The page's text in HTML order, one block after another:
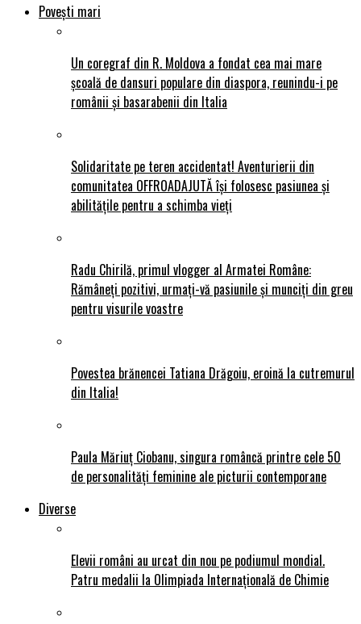
Povești mari
Un coregraf din R. Moldova a fondat cea mai mare
școală de dansuri populare din diaspora, reunindu-i pe
românii și basarabenii din Italia
Solidaritate pe teren accidentat! Aventurierii din
comunitatea OFFROADAJUTĂ își folosesc pasiunea și
abilitățile pentru a schimba vieți
Radu Chirilă, primul vlogger al Armatei Române:
Rămâneți pozitivi, urmați-vă pasiunile și munciți din greu
pentru visurile voastre
Povestea brănencei Tatiana Drăgoiu, eroină la cutremurul
din Italia!
Paula Măriuț Ciobanu, singura româncă printre cele 50
de personalități feminine ale picturii contemporane
Diverse
Elevii români au urcat din nou pe podiumul mondial.
Patru medalii la Olimpiada Internațională de Chimie